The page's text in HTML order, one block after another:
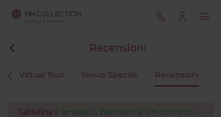
Recensioni
Virtual Tour Servizi Speciali Recensioni
Tablafina è arrivato a Barcellona! Un concetto